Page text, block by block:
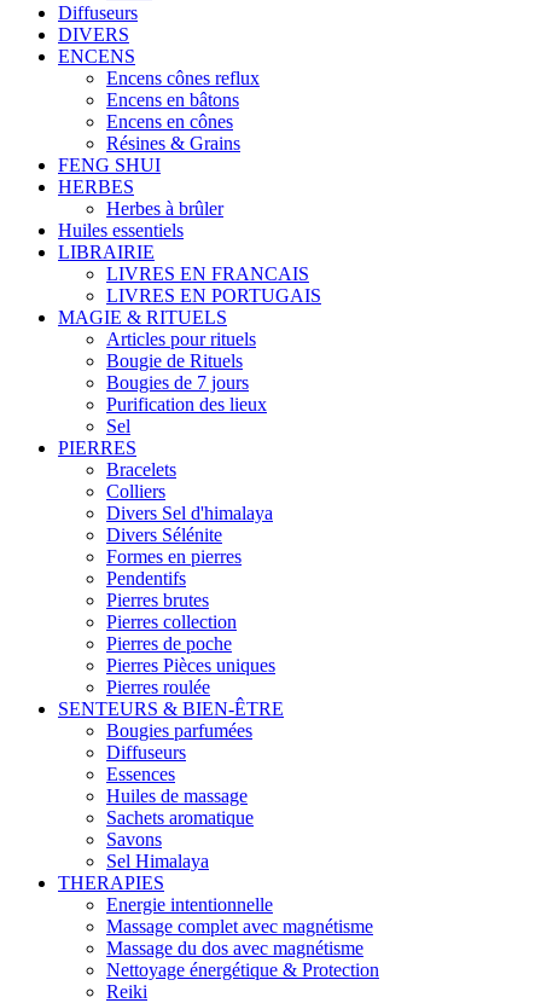
Diffuseurs
DIVERS
ENCENS
Encens cônes reflux
Encens en bâtons
Encens en cônes
Résines & Grains
FENG SHUI
HERBES
Herbes à brûler
Huiles essentiels
LIBRAIRIE
LIVRES EN FRANCAIS
LIVRES EN PORTUGAIS
MAGIE & RITUELS
Articles pour rituels
Bougie de Rituels
Bougies de 7 jours
Purification des lieux
Sel
PIERRES
Bracelets
Colliers
Divers Sel d'himalaya
Divers Sélénite
Formes en pierres
Pendentifs
Pierres brutes
Pierres collection
Pierres de poche
Pierres Pièces uniques
Pierres roulée
SENTEURS & BIEN-ÊTRE
Bougies parfumées
Diffuseurs
Essences
Huiles de massage
Sachets aromatique
Savons
Sel Himalaya
THERAPIES
Energie intentionnelle
Massage complet avec magnétisme
Massage du dos avec magnétisme
Nettoyage énergétique & Protection
Reiki